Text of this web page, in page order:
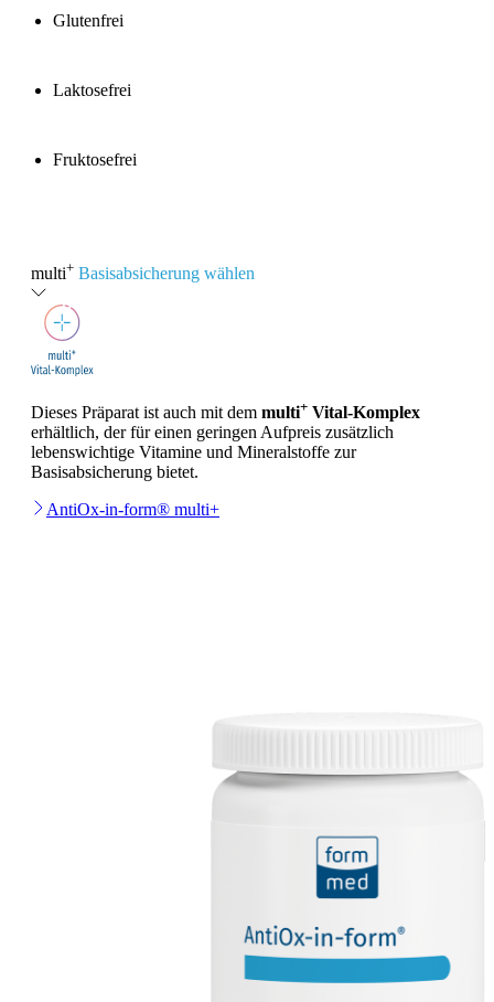
Glutenfrei
Laktosefrei
Fruktosefrei
multi+ Basisabsicherung wählen
Dieses Präparat ist auch mit dem multi+ Vital-Komplex
erhältlich, der für einen geringen Aufpreis zusätzlich
lebenswichtige Vitamine und Mineralstoffe zur
Basisabsicherung bietet.
AntiOx-in-form® multi+